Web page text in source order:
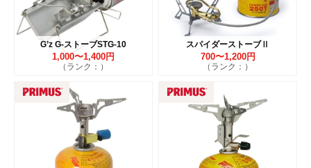
G’z G-ストーブSTG-10
1,000〜1,400円
（ランク：）
スパイダーストーブⅡ
700〜1,200円
（ランク：）